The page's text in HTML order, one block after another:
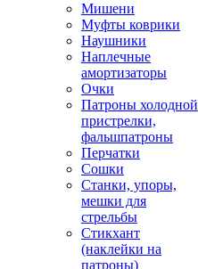
Мишени
Муфты коврики
Наушники
Наплечные
амортизаторы
Очки
Патроны холодной
пристрелки,
фальшпатроны
Перчатки
Сошки
Станки, упоры,
мешки для
стрельбы
Стикхант
(наклейки на
патроны)